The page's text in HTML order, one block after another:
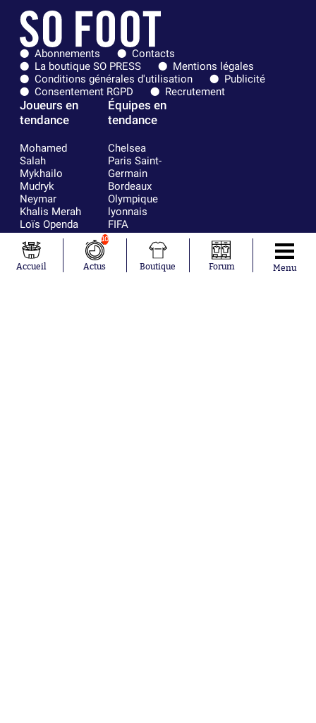
Abonnements
Contacts
La boutique SO PRESS
Mentions légales
Conditions générales d'utilisation
Publicité
Consentement RGPD
Recrutement
Joueurs en
tendance
Mohamed
Salah
Mykhailo
Mudryk
Neymar
Khalis Merah
Loïs Openda
Moussa
Niakhaté
Nicolás
Tagliafico
Équipes en
tendance
Chelsea
Paris Saint-
Germain
Bordeaux
Olympique
lyonnais
FIFA
Real Madrid
RC Strasbourg
AC Milan
France
Accueil
10
Actus Boutique Forum Menu